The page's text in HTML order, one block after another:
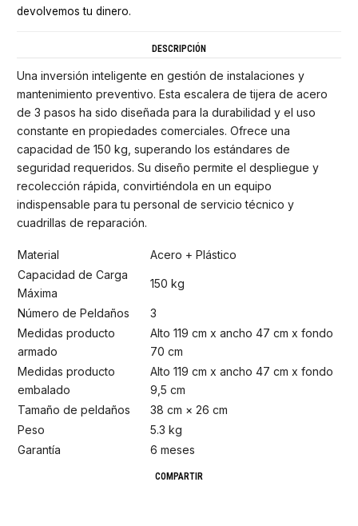
devolvemos tu dinero.
DESCRIPCIÓN
Una inversión inteligente en gestión de instalaciones y
mantenimiento preventivo. Esta escalera de tijera de acero
de 3 pasos ha sido diseñada para la durabilidad y el uso
constante en propiedades comerciales. Ofrece una
capacidad de 150 kg, superando los estándares de
seguridad requeridos. Su diseño permite el despliegue y
recolección rápida, convirtiéndola en un equipo
indispensable para tu personal de servicio técnico y
cuadrillas de reparación.
Material
Acero + Plástico
Capacidad de Carga
Máxima
150 kg
Número de Peldaños
3
Medidas producto
armado
Alto 119 cm x ancho 47 cm x fondo
70 cm
Medidas producto
embalado
Alto 119 cm x ancho 47 cm x fondo
9,5 cm
Tamaño de peldaños
38 cm × 26 cm
Peso
5.3 kg
Garantía
6 meses
COMPARTIR